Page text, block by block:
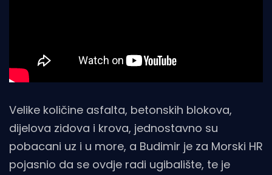
Velike količine asfalta, betonskih blokova,
dijelova zidova i krova, jednostavno su
pobacani uz i u more, a Budimir je za Morski HR
pojasnio da se ovdje radi ugibalište, te je